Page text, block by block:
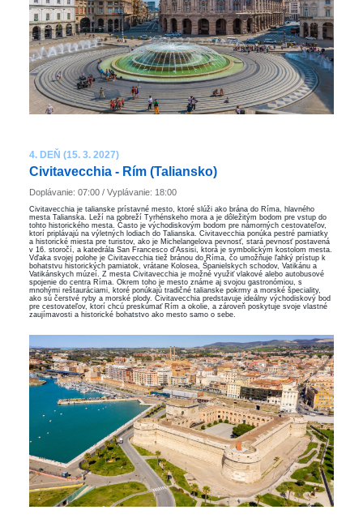
4. DEŇ (15. 3. 2027)
Civitavecchia - Rím (Taliansko)
Doplávanie: 07:00 / Vyplávanie: 18:00
Civitavecchia je talianske prístavné mesto, ktoré slúži ako brána do Ríma, hlavného
mesta Talianska. Leží na pobreží Tyrhénskeho mora a je dôležitým bodom pre vstup do
tohto historického mesta. Často je východiskovým bodom pre námorných cestovateľov,
ktorí priplávajú na výletných lodiach do Talianska. Civitavecchia ponúka pestré pamiatky
a historické miesta pre turistov, ako je Michelangelova pevnosť, stará pevnosť postavená
v 16. storočí, a katedrála San Francesco d'Assisi, ktorá je symbolickým kostolom mesta.
Vďaka svojej polohe je Civitavecchia tiež bránou do Ríma, čo umožňuje ľahký prístup k
bohatstvu historických pamiatok, vrátane Kolosea, Španielskych schodov, Vatikánu a
Vatikánskych múzeí. Z mesta Civitavecchia je možné využiť vlakové alebo autobusové
spojenie do centra Ríma. Okrem toho je mesto známe aj svojou gastronómiou, s
mnohými reštauráciami, ktoré ponúkajú tradičné talianske pokrmy a morské špeciality,
ako sú čerstvé ryby a morské plody. Civitavecchia predstavuje ideálny východiskový bod
pre cestovateľov, ktorí chcú preskúmať Rím a okolie, a zároveň poskytuje svoje vlastné
zaujímavosti a historické bohatstvo ako mesto samo o sebe.